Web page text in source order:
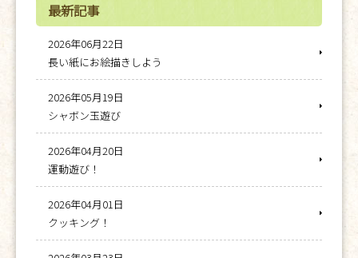
最新記事
2026年06月22日
長い紙にお絵描きしよう
2026年05月19日
シャボン玉遊び
2026年04月20日
運動遊び！
2026年04月01日
クッキング！